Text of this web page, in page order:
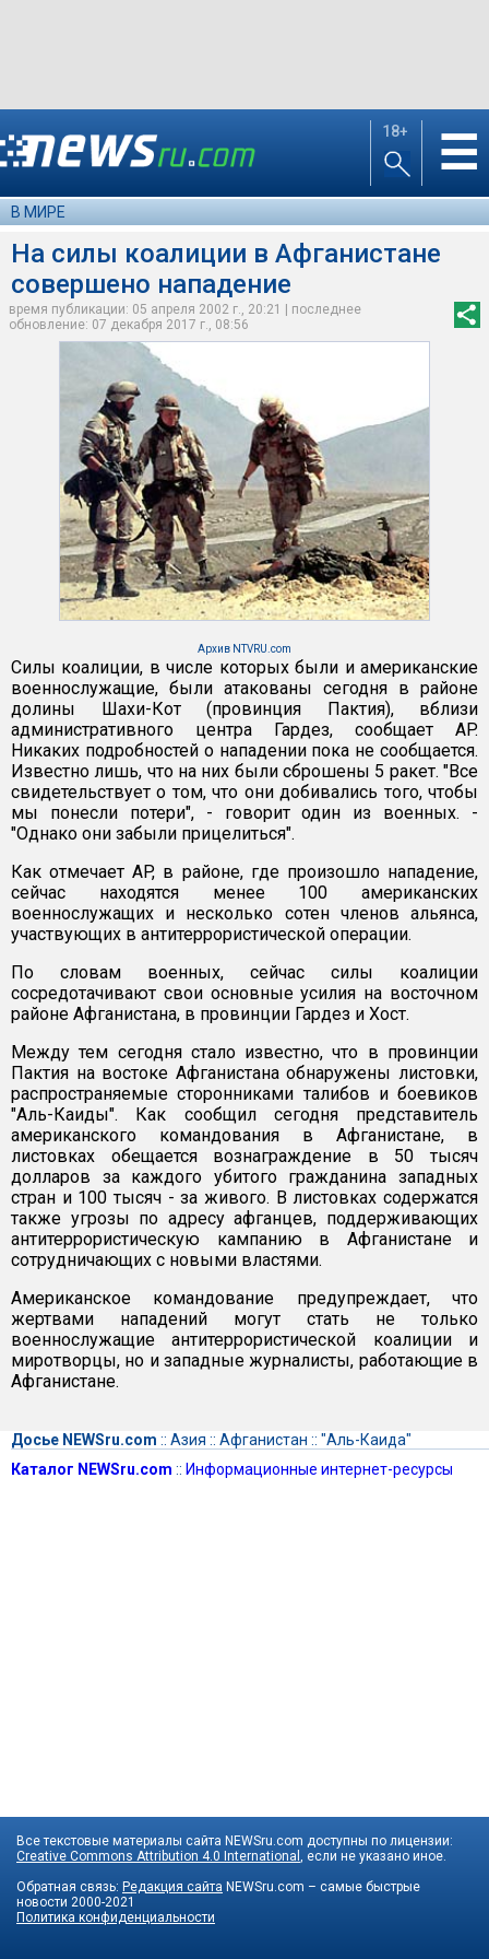
18+ ☰
В МИРЕ
На силы коалиции в Афганистане
совершено нападение
время публикации: 05 апреля 2002 г., 20:21 | последнее
обновление: 07 декабря 2017 г., 08:56
Архив NTVRU.com
Силы коалиции, в числе которых были и американские
военнослужащие, были атакованы сегодня в районе
долины Шахи-Кот (провинция Пактия), вблизи
административного центра Гардез, сообщает AP.
Никаких подробностей о нападении пока не сообщается.
Известно лишь, что на них были сброшены 5 ракет. "Все
свидетельствует о том, что они добивались того, чтобы
мы понесли потери", - говорит один из военных. -
"Однако они забыли прицелиться".
Как отмечает AP, в районе, где произошло нападение,
сейчас находятся менее 100 американских
военнослужащих и несколько сотен членов альянса,
участвующих в антитеррористической операции.
По словам военных, сейчас силы коалиции
сосредотачивают свои основные усилия на восточном
районе Афганистана, в провинции Гардез и Хост.
Между тем сегодня стало известно, что в провинции
Пактия на востоке Афганистана обнаружены листовки,
распространяемые сторонниками талибов и боевиков
"Аль-Каиды". Как сообщил сегодня представитель
американского командования в Афганистане, в
листовках обещается вознаграждение в 50 тысяч
долларов за каждого убитого гражданина западных
стран и 100 тысяч - за живого. В листовках содержатся
также угрозы по адресу афганцев, поддерживающих
антитеррористическую кампанию в Афганистане и
сотрудничающих с новыми властями.
Американское командование предупреждает, что
жертвами нападений могут стать не только
военнослужащие антитеррористической коалиции и
миротворцы, но и западные журналисты, работающие в
Афганистане.
Досье NEWSru.com :: Азия :: Афганистан :: "Аль-Каида"
Каталог NEWSru.com :: Информационные интернет-ресурсы
Все текстовые материалы сайта NEWSru.com доступны по лицензии:
Creative Commons Attribution 4.0 International
, если не указано иное.
Обратная связь: Редакция сайта NEWSru.com – самые быстрые
новости 2000-2021
Политика конфиденциальности